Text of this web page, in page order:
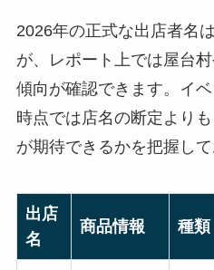
2026年の正式な出店者名
が、レポート上では屋台
傾向が確認できます。イ
時点では店名の断定より
が期待できるかを把握し
出店
名
商品情報 種類